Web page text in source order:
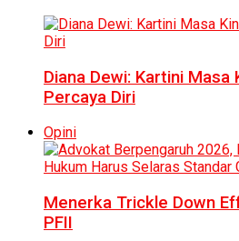
Diana Dewi: Kartini Masa
Percaya Diri
Opini
Menerka Trickle Down
PFII